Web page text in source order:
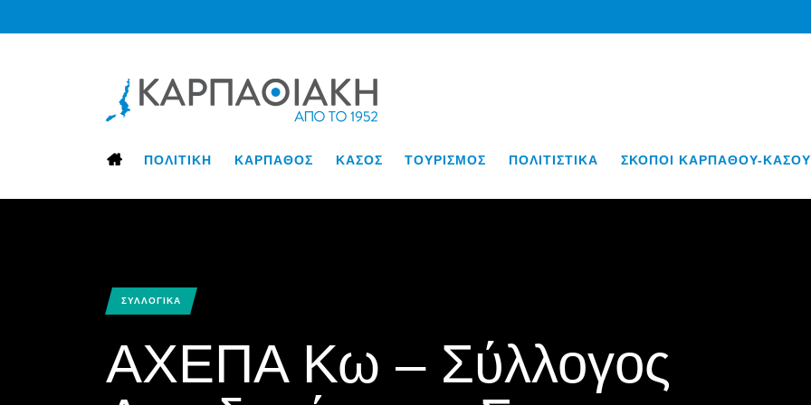
ΠΟΛΙΤΙΚΗ ΚΑΡΠΑΘΟΣ ΚΑΣΟΣ ΤΟΥΡΙΣΜΟΣ ΠΟΛΙΤΙΣΤΙΚΑ ΣΚΟΠΟΙ ΚΑΡΠΑΘΟΥ-ΚΑΣΟΥ
ΣΥΛΛΟΓΙΚΑ
ΑΧΕΠΑ Κω – Σύλλογος